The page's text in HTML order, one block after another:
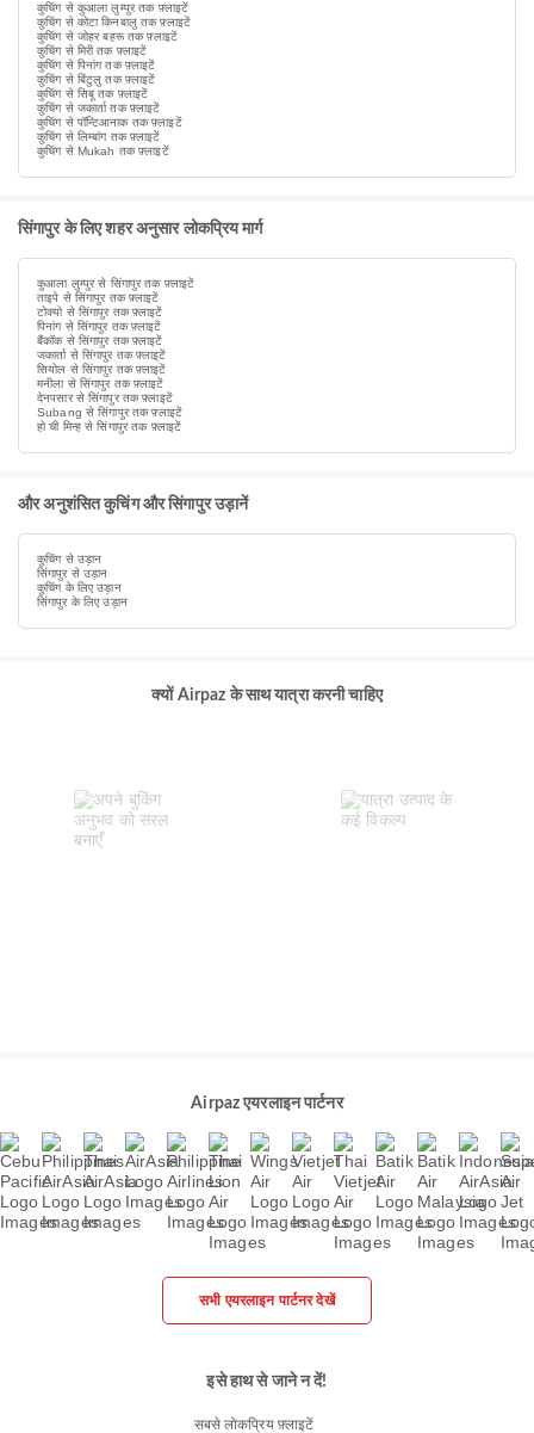
कुचिंग से कुआला लुम्पुर तक फ़्लाइटें
कुचिंग से कोटा किनबालु तक फ़्लाइटें
कुचिंग से जोहर बहरू तक फ़्लाइटें
कुचिंग से मिरी तक फ़्लाइटें
कुचिंग से पिनांग तक फ़्लाइटें
कुचिंग से बिंटुलु तक फ़्लाइटें
कुचिंग से सिबू तक फ़्लाइटें
कुचिंग से जकार्ता तक फ़्लाइटें
कुचिंग से पॉन्टिआनाक तक फ़्लाइटें
कुचिंग से लिम्बांग तक फ़्लाइटें
कुचिंग से Mukah तक फ़्लाइटें
सिंगापुर के लिए शहर अनुसार लोकप्रिय मार्ग
कुआला लुम्पुर से सिंगापुर तक फ़्लाइटें
ताइपे से सिंगापुर तक फ़्लाइटें
टोक्यो से सिंगापुर तक फ़्लाइटें
पिनांग से सिंगापुर तक फ़्लाइटें
बैंकॉक से सिंगापुर तक फ़्लाइटें
जकार्ता से सिंगापुर तक फ़्लाइटें
सियोल से सिंगापुर तक फ़्लाइटें
मनीला से सिंगापुर तक फ़्लाइटें
देनपसार से सिंगापुर तक फ़्लाइटें
Subang से सिंगापुर तक फ़्लाइटें
हो ची मिन्ह से सिंगापुर तक फ़्लाइटें
और अनुशंसित कुचिंग और सिंगापुर उड़ानें
कुचिंग से उड़ान
सिंगापुर से उड़ान
कुचिंग के लिए उड़ान
सिंगापुर के लिए उड़ान
क्यों Airpaz के साथ यात्रा करनी चाहिए
Airpaz एयरलाइन पार्टनर
सभी एयरलाइन पार्टनर देखें
इसे हाथ से जाने न दें!
सबसे लोकप्रिय फ़्लाइटें